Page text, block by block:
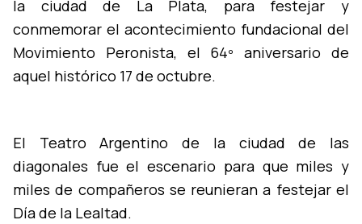
la ciudad de La Plata, para festejar y
conmemorar el acontecimiento fundacional del
Movimiento Peronista, el 64º aniversario de
aquel histórico 17 de octubre.
El Teatro Argentino de la ciudad de las
diagonales fue el escenario para que miles y
miles de compañeros se reunieran a festejar el
Dí­a de la Lealtad.